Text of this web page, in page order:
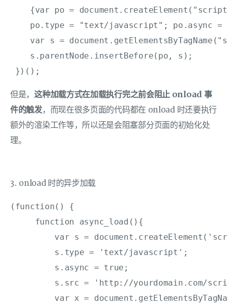
{var po =
po.type = "text/javascript"; po.async
var s =
    s.parentNode.insertBefore(po, s);
})();
但是，这种加载方式在加载执行完之前会阻止 onload 事
件的触发，而现在很多页面的代码都在 onload 时还要执行
额外的渲染工作等，所以还是会阻塞部分页面的初始化处
理。
3. onload 时的异步加载
(function() {
     function async_load(){
var s =
         s.type = 'text/javascript';
         s.async = true;
s.src = 'http://yourdomain.com/
var x =